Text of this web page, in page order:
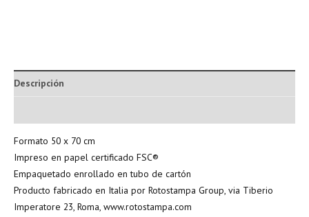
Descripción
Formato 50 x 70 cm
Impreso en papel certificado FSC®
Empaquetado enrollado en tubo de cartón
Producto fabricado en Italia por Rotostampa Group, via Tiberio
Imperatore 23, Roma, www.rotostampa.com